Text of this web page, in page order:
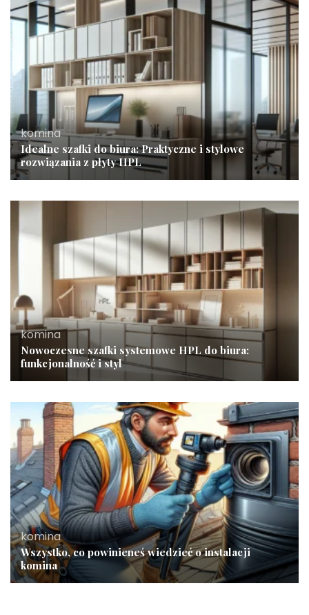
komina
Idealne szafki do biura: Praktyczne i stylowe
rozwiązania z płyty HPL
komina
Nowoczesne szafki systemowe HPL do biura:
funkcjonalność i styl
komina
Wszystko, co powinieneś wiedzieć o instalacji
komina